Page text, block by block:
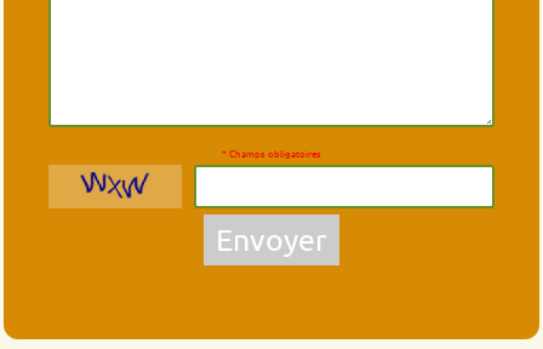
* Champs obligatoires
Envoyer